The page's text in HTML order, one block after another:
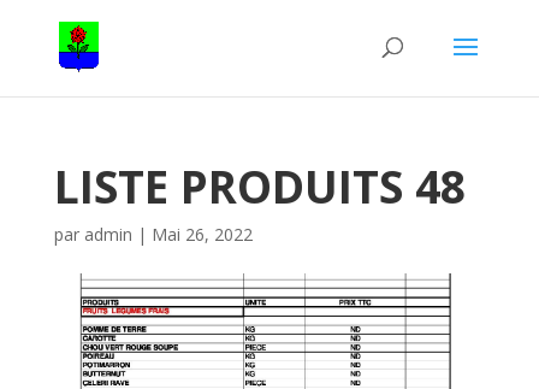
LISTE PRODUITS 48
par admin | Mai 26, 2022